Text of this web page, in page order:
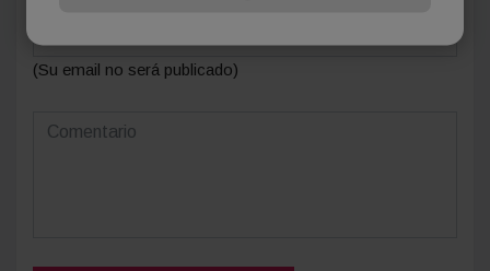
(Su email no será publicado)